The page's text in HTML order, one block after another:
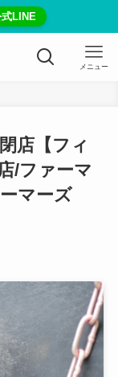
式LINE
メニュー
店【フィ
/ファーマ
マーズ